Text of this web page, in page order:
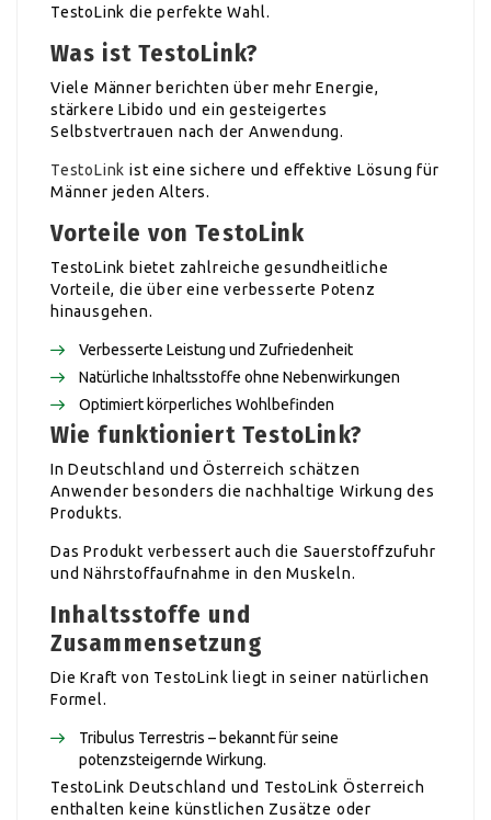
TestoLink die perfekte Wahl.
Was ist TestoLink?
Viele Männer berichten über mehr Energie,
stärkere Libido und ein gesteigertes
Selbstvertrauen nach der Anwendung.
TestoLink ist eine sichere und effektive Lösung für
Männer jeden Alters.
Vorteile von TestoLink
TestoLink bietet zahlreiche gesundheitliche
Vorteile, die über eine verbesserte Potenz
hinausgehen.
Verbesserte Leistung und Zufriedenheit
Natürliche Inhaltsstoffe ohne Nebenwirkungen
Optimiert körperliches Wohlbefinden
Wie funktioniert TestoLink?
In Deutschland und Österreich schätzen
Anwender besonders die nachhaltige Wirkung des
Produkts.
Das Produkt verbessert auch die Sauerstoffzufuhr
und Nährstoffaufnahme in den Muskeln.
Inhaltsstoffe und
Zusammensetzung
Die Kraft von TestoLink liegt in seiner natürlichen
Formel.
Tribulus Terrestris – bekannt für seine
potenzsteigernde Wirkung.
TestoLink Deutschland und TestoLink Österreich
enthalten keine künstlichen Zusätze oder